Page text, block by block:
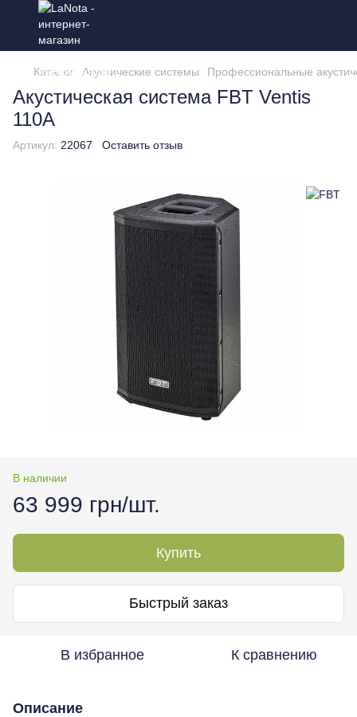
Каталог Акустические системы Профессиональные
Акустическая система FBT Ventis
110A
Артикул: 22067 Оставить отзыв
В наличии
63 999 грн/шт.
Купить
Быстрый заказ
В избранное К сравнению
Описание